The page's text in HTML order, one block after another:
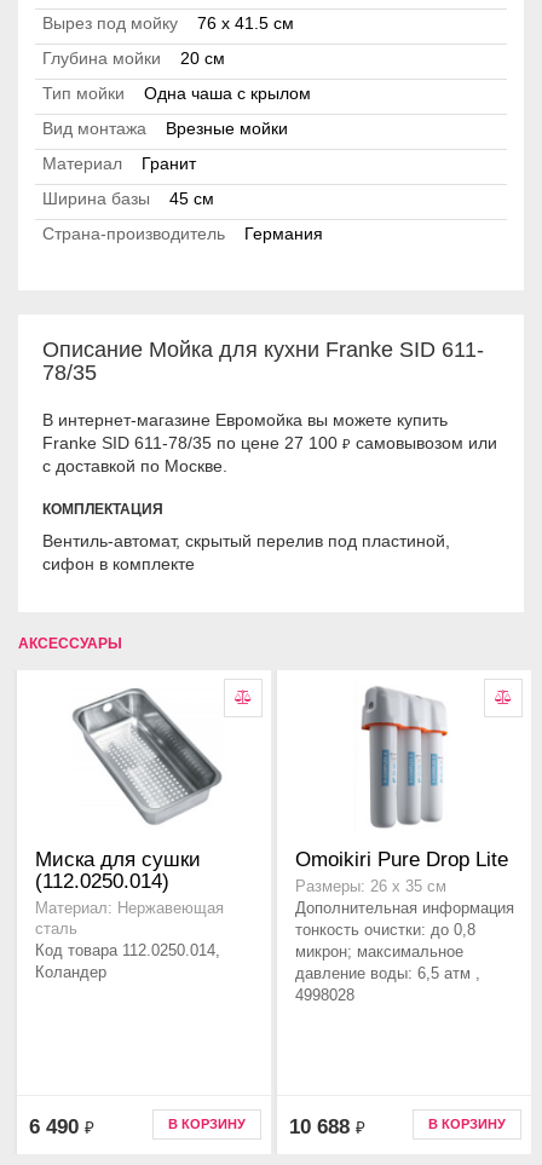
Вырез под мойку
76 х 41.5 см
Глубина мойки
20 см
Тип мойки
Одна чаша с крылом
Вид монтажа
Врезные мойки
Материал
Гранит
Ширина базы
45 см
Страна-производитель
Германия
Описание Мойка для кухни Franke SID 611-
78/35
В интернет-магазине Евромойка вы можете купить
Franke SID 611-78/35 по цене 27 100 ₽ самовывозом или
с доставкой по Москве.
КОМПЛЕКТАЦИЯ
Вентиль-автомат, скрытый перелив под пластиной,
сифон в комплекте
АКСЕССУАРЫ
Миска для сушки
(112.0250.014)
Материал: Нержавеющая
сталь
Код товара 112.0250.014,
Коландер
6 490 ₽ В КОРЗИНУ
Omoikiri Pure Drop Lite
Размеры: 26 x 35 см
Дополнительная информация
тонкость очистки: до 0,8
микрон; максимальное
давление воды: 6,5 атм ,
4998028
10 688 ₽ В КОРЗИНУ